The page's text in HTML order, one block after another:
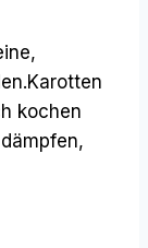
kochen